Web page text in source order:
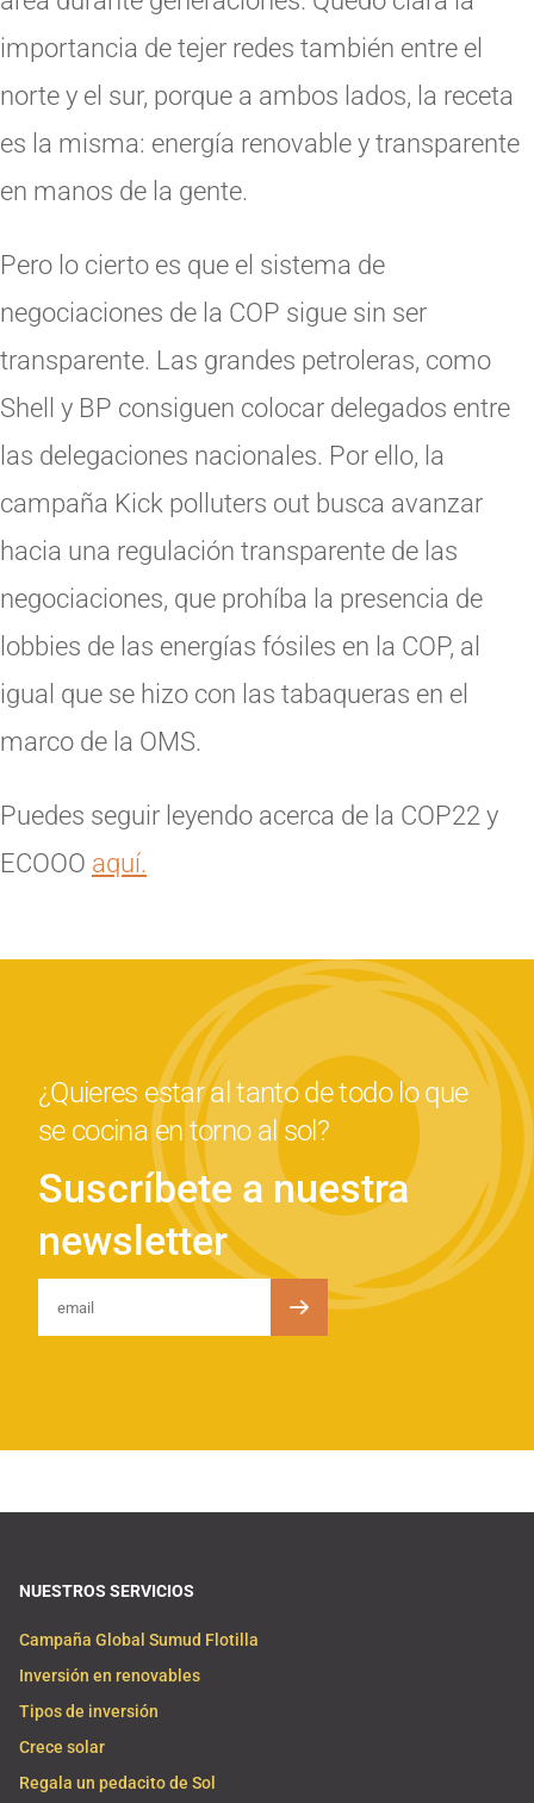
importancia de tejer redes también entre el
norte y el sur, porque a ambos lados, la receta
es la misma: energía renovable y transparente
en manos de la gente.
Pero lo cierto es que el sistema de
negociaciones de la COP sigue sin ser
transparente. Las grandes petroleras, como
Shell y BP consiguen colocar delegados entre
las delegaciones nacionales. Por ello, la
campaña Kick polluters out busca avanzar
hacia una regulación transparente de las
negociaciones, que prohíba la presencia de
lobbies de las energías fósiles en la COP, al
igual que se hizo con las tabaqueras en el
marco de la OMS.
Puedes seguir leyendo acerca de la COP22 y
ECOOO aquí.
¿Quieres estar al tanto de todo lo que
se cocina en torno al sol?
Suscríbete a nuestra
newsletter
NUESTROS SERVICIOS
Campaña Global Sumud Flotilla
Inversión en renovables
Tipos de inversión
Crece solar
Regala un pedacito de Sol